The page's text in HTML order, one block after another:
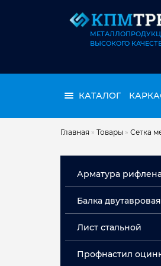
ВЫСОКОГО
КАТАЛОГ
Главная » Товары » Сетка
Арматура
Арматура мерная А3
Балка двутавровая
Лист стальной
Профнастил